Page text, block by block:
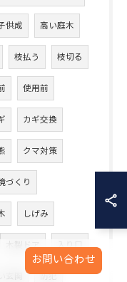
供成 高い庭木
枝払う 枝切る
使用前
カギ交換
クマ対策
づくり
しげみ
木製ドア 入り口
防犯
お問い合わせ